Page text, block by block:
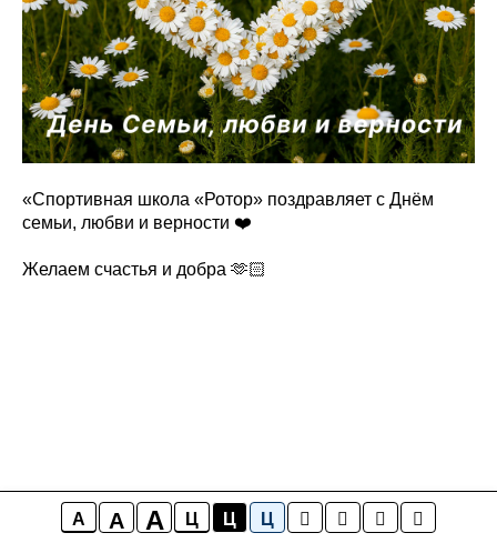
A A A Ц Ц Ц
«Спортивная школа «Ротор» поздравляет с Днём
семьи, любви и верности ❤️
Желаем счастья и добра 🫶🏻